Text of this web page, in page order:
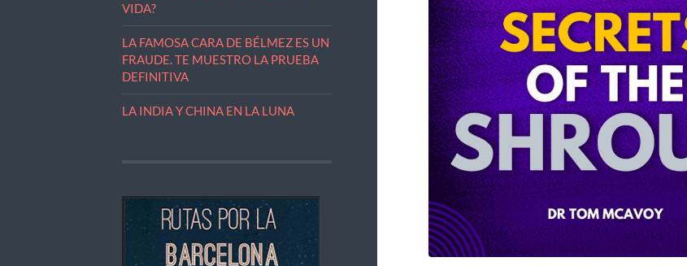
VIDA?
LA FAMOSA CARA DE BÉLMEZ ES UN
FRAUDE. TE MUESTRO LA PRUEBA
DEFINITIVA
LA INDIA Y CHINA EN LA LUNA